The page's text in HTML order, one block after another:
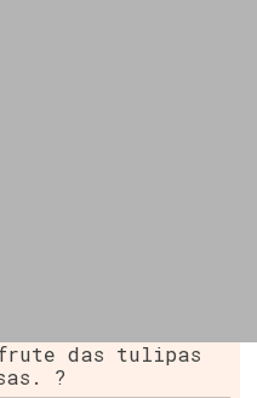
das tulipas
?